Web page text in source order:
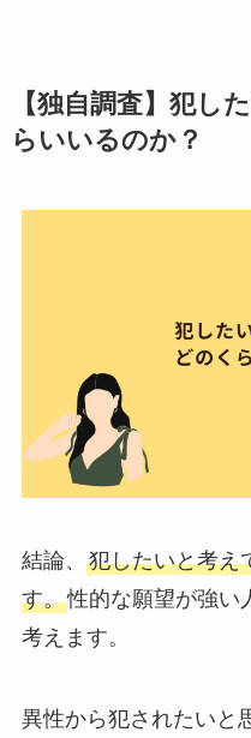
【独自調査】犯し
らいいるのか？
結論、 犯したいと考え
す。性的な願望が強い
考えます。
異性から犯されたいと